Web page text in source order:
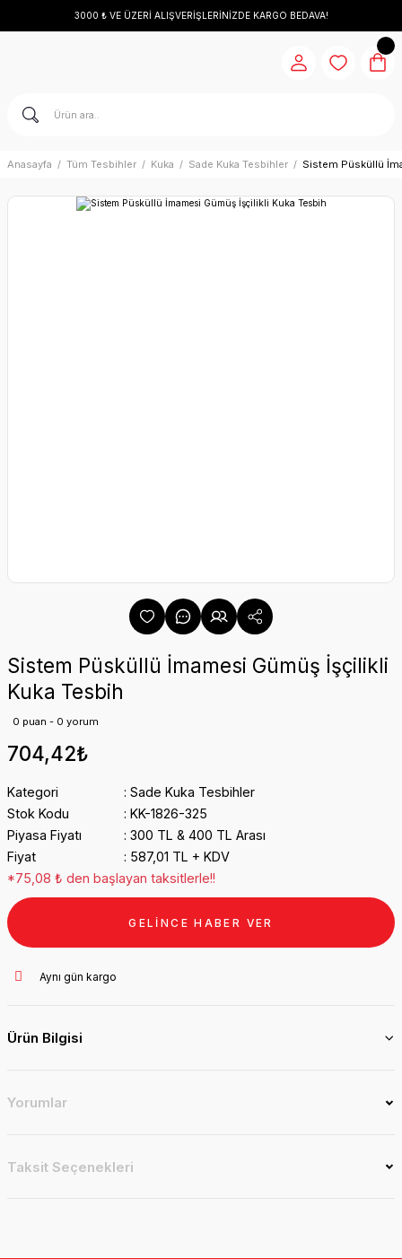
3000 ₺ VE ÜZERİ ALIŞVERİŞLERİNİZDE KARGO BEDAVA!
Anasayfa Tüm Tesbihler Kuka Sade Kuka Tesbihler Sistem Püsküllü
Sistem Püsküllü İmamesi Gümüş İşçilikli
Kuka Tesbih
0 puan - 0 yorum
704,42₺
Kategori
Sade Kuka Tesbihler
Stok Kodu
KK-1826-325
Piyasa Fiyatı
300 TL & 400 TL Arası
Fiyat
587,01 TL + KDV
*75,08 ₺ den başlayan taksitlerle!!
GELİNCE HABER VER
Aynı gün kargo
Ürün Bilgisi
Yorumlar
Taksit Seçenekleri